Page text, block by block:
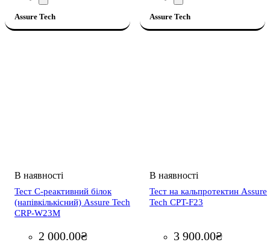
Assure Tech Assure Tech
Тест C-реактивний білок
(напівкількісний) Assure Tech
CRP-W23M
2 000.00₴
Тест на кальпротектин Assure
Tech CPT-F23
3 900.00₴